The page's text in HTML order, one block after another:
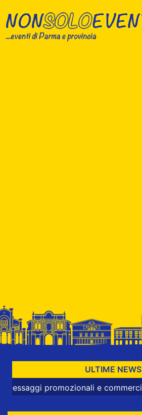
ULTIME NEWS
promozionali e commerciali